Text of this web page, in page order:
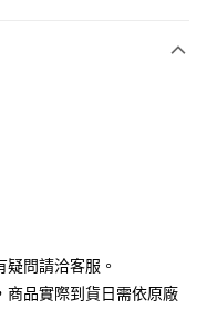
問請洽客服。
品實際到貨日需依原廠